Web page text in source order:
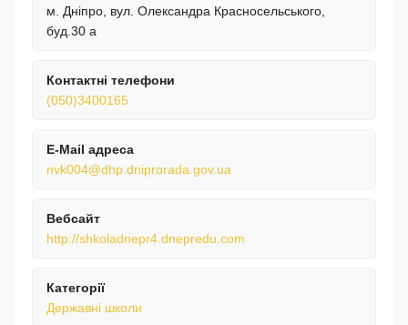
м. Дніпро, вул. Олександра Красносельського,
буд.30 а
Контактні телефони
(050)3400165
E-Mail адреса
nvk004@dhp.dniprorada.gov.ua
Вебсайт
http://shkoladnepr4.dnepredu.com
Категорії
Державні школи